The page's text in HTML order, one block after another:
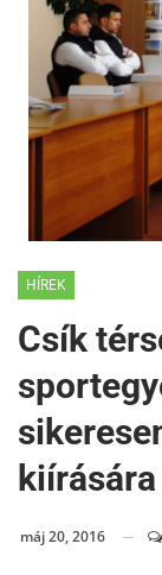
HÍREK
Csík
kiírására
máj 20, 2016